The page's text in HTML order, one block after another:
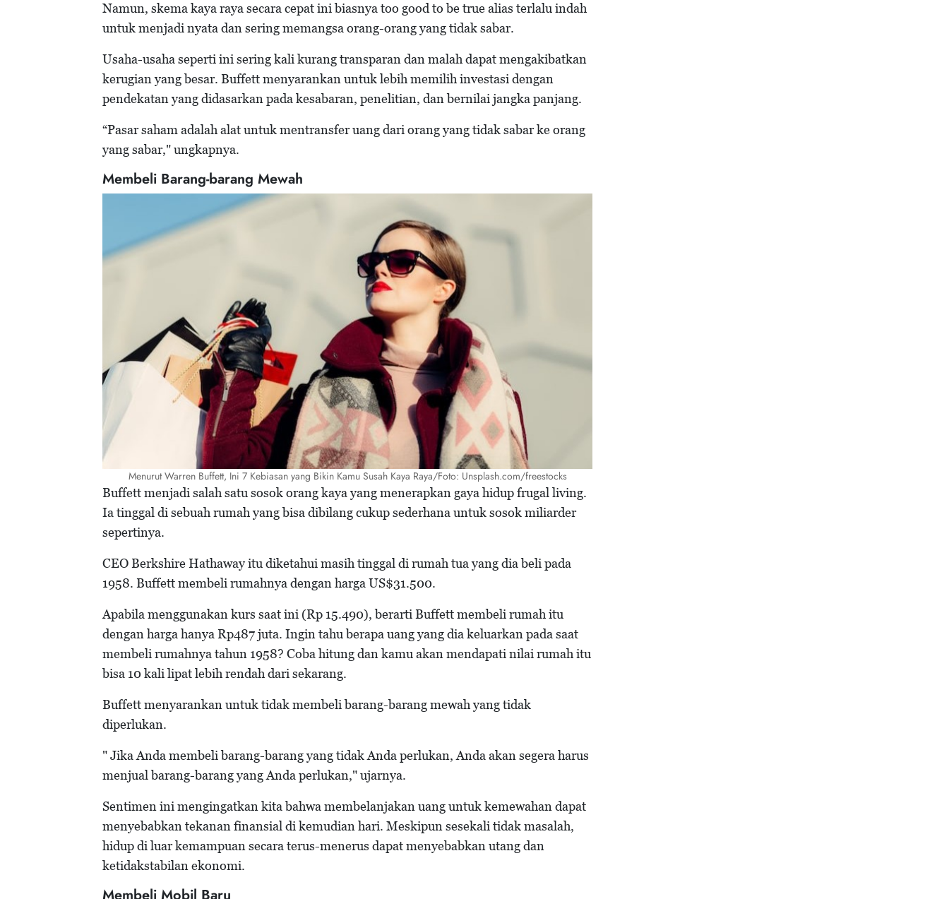
Namun, skema kaya raya secara cepat ini biasnya too good to be true alias terlalu indah
untuk menjadi nyata dan sering memangsa orang-orang yang tidak sabar.
Usaha-usaha seperti ini sering kali kurang transparan dan malah dapat mengakibatkan
kerugian yang besar. Buffett menyarankan untuk lebih memilih investasi dengan
pendekatan yang didasarkan pada kesabaran, penelitian, dan bernilai jangka panjang.
“Pasar saham adalah alat untuk mentransfer uang dari orang yang tidak sabar ke orang
yang sabar," ungkapnya.
Membeli Barang-barang Mewah
Menurut Warren Buffett, Ini 7 Kebiasan yang Bikin Kamu Susah Kaya Raya/Foto: Unsplash.com/freestocks
Buffett menjadi salah satu sosok orang kaya yang menerapkan gaya hidup frugal living.
Ia tinggal di sebuah rumah yang bisa dibilang cukup sederhana untuk sosok miliarder
sepertinya.
CEO Berkshire Hathaway itu diketahui masih tinggal di rumah tua yang dia beli pada
1958. Buffett membeli rumahnya dengan harga US$31.500.
Apabila menggunakan kurs saat ini (Rp 15.490), berarti Buffett membeli rumah itu
dengan harga hanya Rp487 juta. Ingin tahu berapa uang yang dia keluarkan pada saat
membeli rumahnya tahun 1958? Coba hitung dan kamu akan mendapati nilai rumah itu
bisa 10 kali lipat lebih rendah dari sekarang.
Buffett menyarankan untuk tidak membeli barang-barang mewah yang tidak
diperlukan.
" Jika Anda membeli barang-barang yang tidak Anda perlukan, Anda akan segera harus
menjual barang-barang yang Anda perlukan," ujarnya.
Sentimen ini mengingatkan kita bahwa membelanjakan uang untuk kemewahan dapat
menyebabkan tekanan finansial di kemudian hari. Meskipun sesekali tidak masalah,
hidup di luar kemampuan secara terus-menerus dapat menyebabkan utang dan
ketidakstabilan ekonomi.